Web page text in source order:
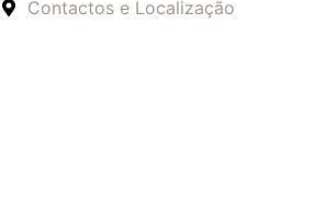
Contactos e Localização